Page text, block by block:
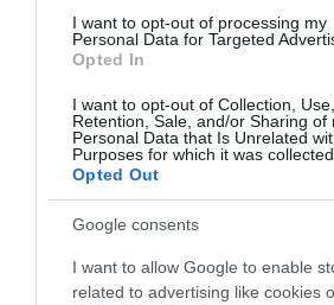
I want to opt-out of processing my
Personal Data for Targeted
Opted In
I want to opt-out of Collection, Use,
Retention, Sale, and/or Sharing of
Personal Data that Is Unrelated
Purposes for which it was collected.
Opted Out
Google consents
I want to allow Google to enable
related to advertising like cookies
06.08.2026 | 12:30
την ζωή του
06.08.2026 | 12:15
σήμερα πανηγύρι
πού